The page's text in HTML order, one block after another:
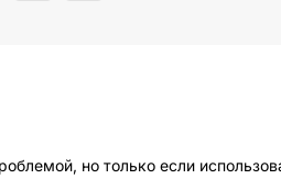
но только если